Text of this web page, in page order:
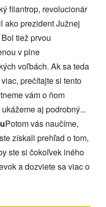
filantrop, revolucionár
ako prezident Južnej
tiež prvou
v plne
voľbách. Ak sa teda
prečítajte si tento
vám o ňom
aj podrobný...
Potom vás naučíme,
získali prehľad o tom,
ste si čokoľvek iného
a dozviete sa viac o